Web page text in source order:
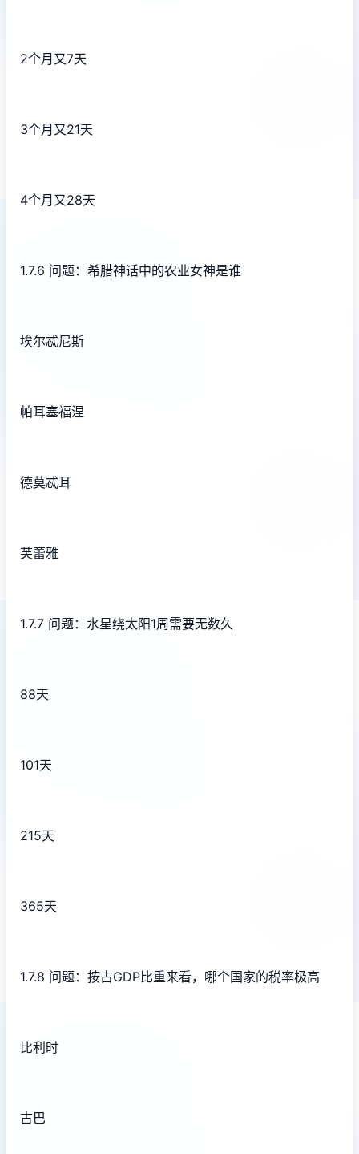
2个月又7天
3个月又21天
4个月又28天
1.7.6 问题：希腊神话中的农业女神是谁
埃尔忒尼斯
帕耳塞福涅
德莫忒耳
芙蕾雅
1.7.7 问题：水星绕太阳1周需要无数久
88天
101天
215天
365天
1.7.8 问题：按占GDP比重来看，哪个国家的税率极高
比利时
古巴